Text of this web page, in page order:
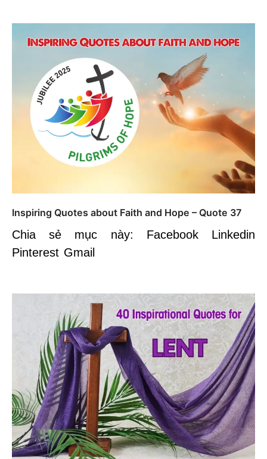
Inspiring Quotes about Faith and Hope – Quote 37
Chia sẻ mục này: Facebook Linkedin
Pinterest Gmail